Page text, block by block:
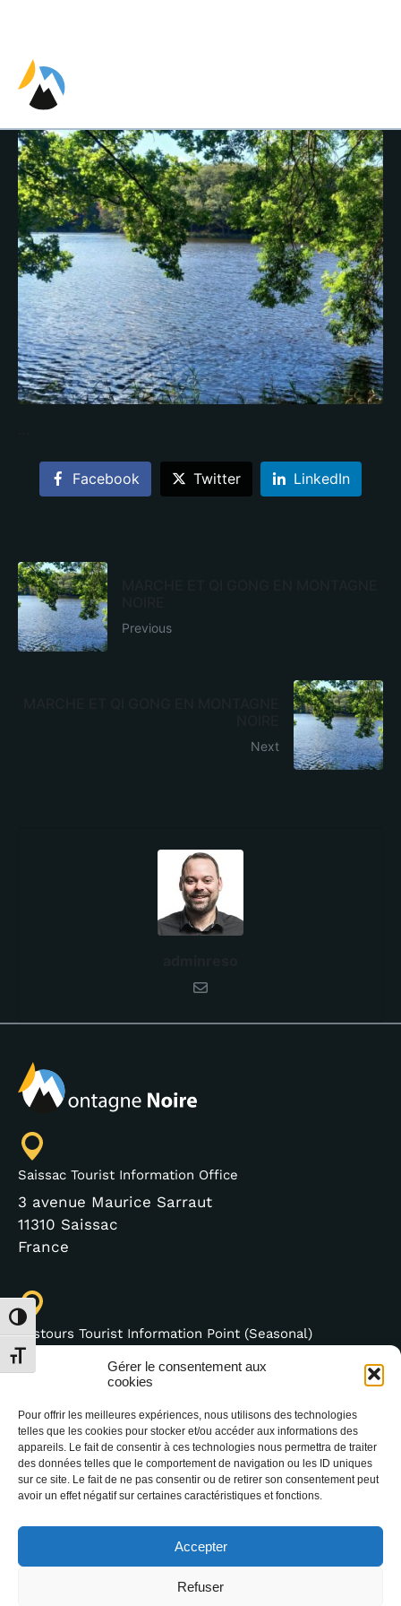
Gérer le consentement aux
cookies
Pour offrir les meilleures expériences, nous utilisons des technologies
telles que les cookies pour stocker et/ou accéder aux informations des
appareils. Le fait de consentir à ces technologies nous permettra de traiter
des données telles que le comportement de navigation ou les ID uniques
sur ce site. Le fait de ne pas consentir ou de retirer son consentement peut
avoir un effet négatif sur certaines caractéristiques et fonctions.
Accepter
Refuser
Toggle High Contrast
Toggle Font size
Facebook Twitter LinkedIn
Previous
Next
Saissac Tourist Information Office
3 avenue Maurice Sarraut
11310 Saissac
France
Lastours Tourist Information Point (Seasonal)
4 moulin bas,
11600 Lastours
(+33) 4 68 76 64 90